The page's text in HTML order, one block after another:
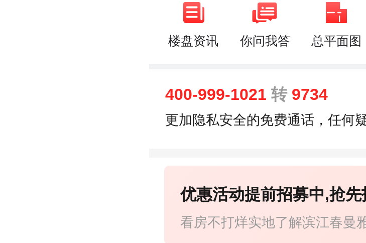
楼盘资讯 你问我答 总平面图
400-999-1021 转9734
更加隐私安全的免费通话，任何
看房不打烊实地了解滨江春曼
优惠活动提前招募中,抢先